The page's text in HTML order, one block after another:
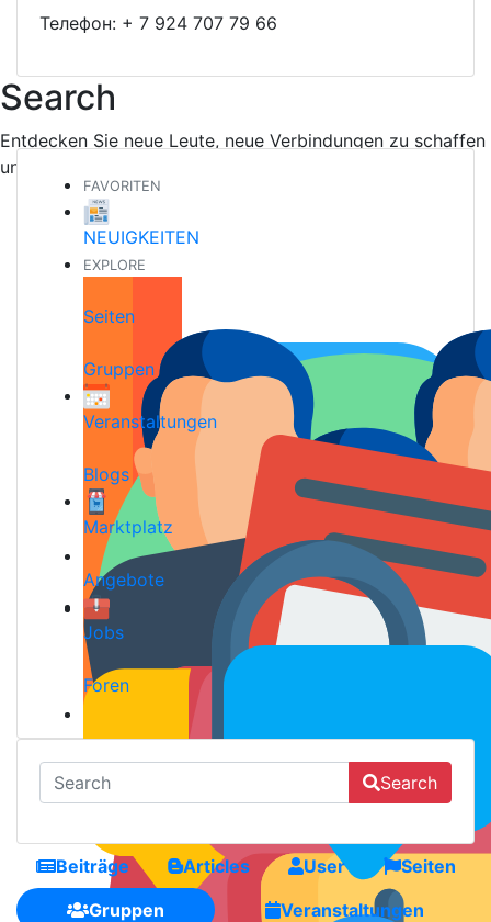
Телефон: + 7 924 707 79 66
Search
Entdecken Sie neue Leute, neue Verbindungen zu schaffen
und neue Freundschaften
FAVORITEN
NEUIGKEITEN
EXPLORE
Seiten
Gruppen
Veranstaltungen
Blogs
Marktplatz
Angebote
Jobs
Foren
Search
Beiträge Articles User
Seiten
Gruppen
Veranstaltungen